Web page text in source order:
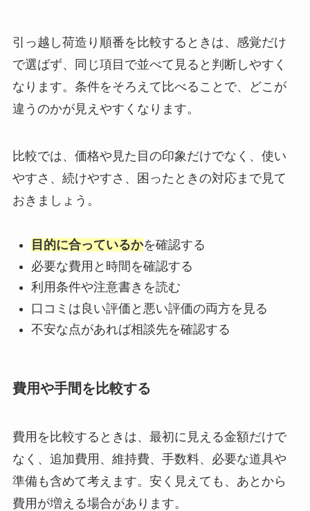
引っ越し荷造り順番を比較するときは、感覚だけ
で選ばず、同じ項目で並べて見ると判断しやすく
なります。条件をそろえて比べることで、どこが
違うのかが見えやすくなります。
比較では、価格や見た目の印象だけでなく、使い
やすさ、続けやすさ、困ったときの対応まで見て
おきましょう。
目的に合っているかを確認する
必要な費用と時間を確認する
利用条件や注意書きを読む
口コミは良い評価と悪い評価の両方を見る
不安な点があれば相談先を確認する
費用や手間を比較する
費用を比較するときは、最初に見える金額だけで
なく、追加費用、維持費、手数料、必要な道具や
準備も含めて考えます。安く見えても、あとから
費用が増える場合があります。